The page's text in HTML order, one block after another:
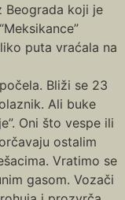
Beograda koji je
puta vraćala na
Bliži se 23
Ali buke
Oni što vespe ili
ostalim
Vratimo se
gasom. Vozači